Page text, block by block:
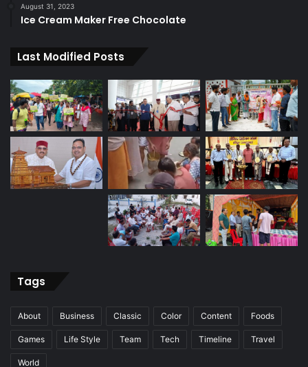
August 31, 2023
Ice Cream Maker Free Chocolate
Last Modified Posts
Tags
About Business Classic Color Content Foods
Games Life Style Team Tech Timeline Travel
World